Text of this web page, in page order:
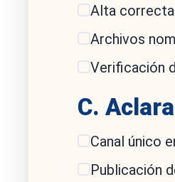
Alta
Archivos
Verificación
C.
Canal único
Publicación